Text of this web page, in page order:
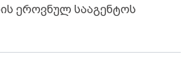
ეროვნულ სააგენტოს